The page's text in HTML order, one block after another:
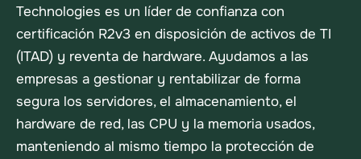
Technologies es un líder de confianza con
certificación R2v3 en disposición de activos de TI
(ITAD) y reventa de hardware. Ayudamos a las
empresas a gestionar y rentabilizar de forma
segura los servidores, el almacenamiento, el
hardware de red, las CPU y la memoria usados,
manteniendo al mismo tiempo la protección de